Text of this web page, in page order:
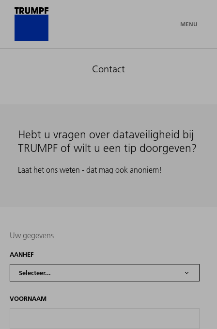
MENU
Contact
Hebt u vragen over dataveiligheid bij
TRUMPF of wilt u een tip doorgeven?
Laat het ons weten - dat mag ook anoniem!
Uw gegevens
AANHEF
VOORNAAM